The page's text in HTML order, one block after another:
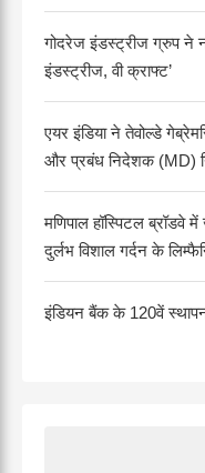
गोदरेज इंडस्ट्रीज ग्रुप ने
इंडस्ट्रीज, वी क्राफ्ट’
एयर इंडिया ने तेवोल्डे
और प्रबंध निदेशक (MD)
मणिपाल हॉस्पिटल ब्रॉडवे
दुर्लभ विशाल गर्दन के
इंडियन बैंक के 120वें